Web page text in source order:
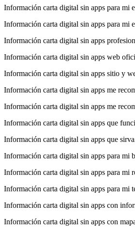
Información carta digital sin apps para mi
Información carta digital sin apps para mi
Información carta digital sin apps
Información carta digital sin apps web
Información carta digital sin apps sitio y
Información carta digital sin apps me
Información carta digital sin apps me
Información carta digital sin apps que
Información carta digital sin apps que
Información carta digital sin apps para mi
Información carta digital sin apps para mi
Información carta digital sin apps para mi
Información carta digital sin apps con
Información carta digital sin apps con